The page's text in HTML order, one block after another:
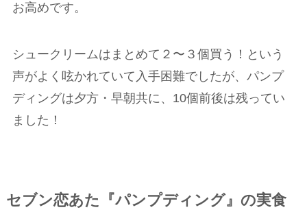
お高めです。
シュークリームはまとめて２〜３個買う！という
声がよく呟かれていて入手困難でしたが、パンプ
ディングは夕方・早朝共に、10個前後は残ってい
ました！
セブン恋あた『パンプディング』の実食